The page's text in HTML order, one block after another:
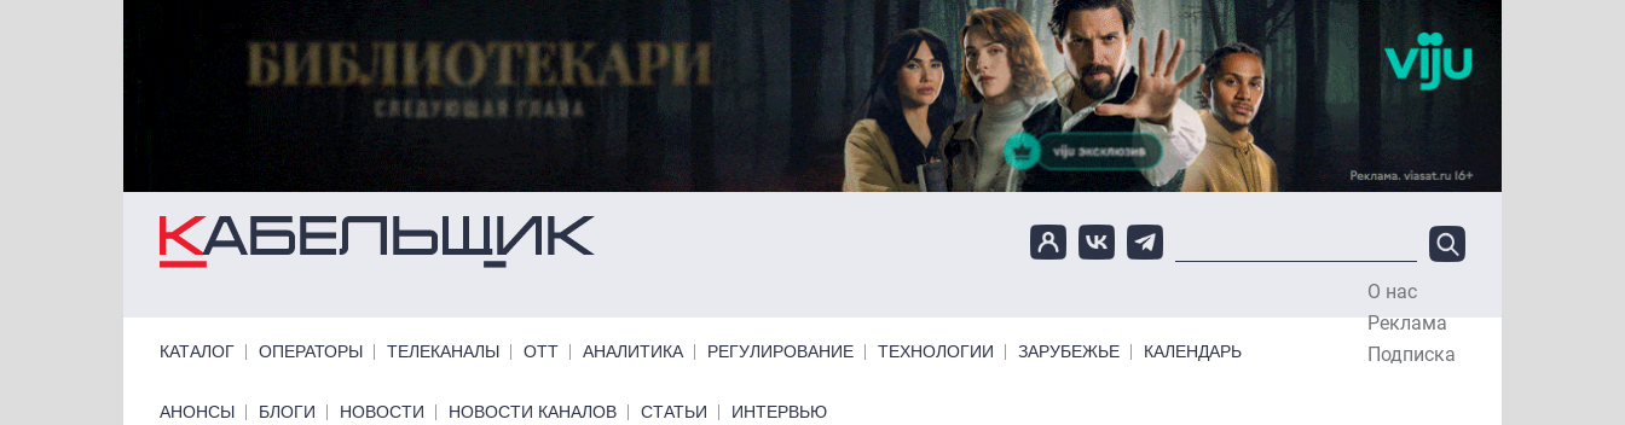
О нас
Реклама
Подписка
КАТАЛОГ ОПЕРАТОРЫ ТЕЛЕКАНАЛЫ ОТТ АНАЛИТИКА РЕГУЛИРОВАНИЕ ТЕХНОЛОГИИ ЗАРУБЕЖЬЕ КАЛЕНДАРЬ
Primary links bottom
АНОНСЫ БЛОГИ НОВОСТИ НОВОСТИ КАНАЛОВ СТАТЬИ ИНТЕРВЬЮ